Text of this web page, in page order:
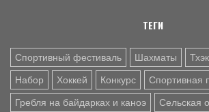
ТЕГИ
Спортивный фестиваль Шахматы
Набор Хоккей Конкурс Спортивная
Гребля на байдарках и каноэ Сельская